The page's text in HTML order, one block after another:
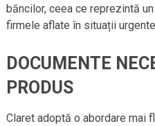
băncilor, ceea ce reprezintă
firmele aflate în situații
DOCUMENTE
PRODUS
Claret adoptă o abordare mai